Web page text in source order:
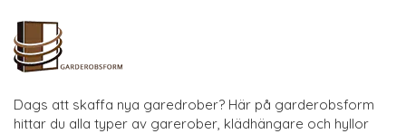
Dags att skaffa nya garedrober? Här på garderobsform
hittar du alla typer av garerober, klädhängare och hyllor